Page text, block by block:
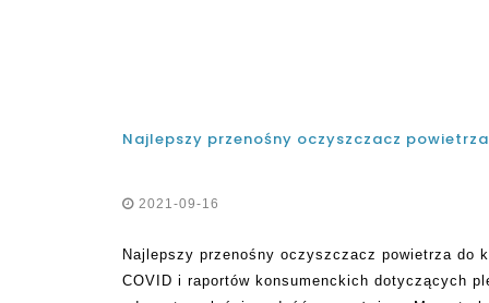
2021-09-16
Najlepszy przenośny oczyszczacz powietrza do
COVID i raportów konsumenckich dotyczących